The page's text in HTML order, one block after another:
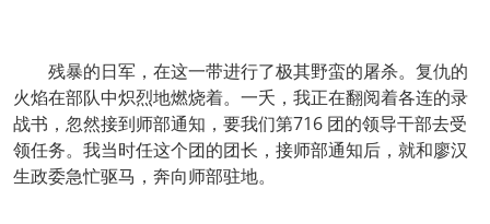
残暴的日军，在这一带进行了极其野蛮的屠杀。复仇的
火焰在部队中炽烈地燃烧着。一夭，我正在翻阅着各连的录
战书，忽然接到师部通知，要我们第716 团的领导干部去受
领任务。我当时任这个团的团长，接师部通知后，就和廖汉
生政委急忙驱马，奔向师部驻地。